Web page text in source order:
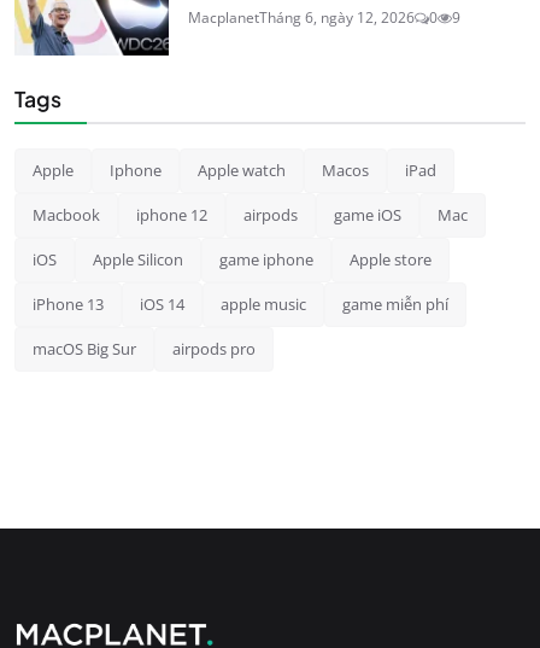
MacplanetTháng 6, ngày 12, 2026 0 9
Tags
Apple Iphone Apple watch Macos iPad
Macbook iphone 12 airpods game iOS Mac
iOS Apple Silicon game iphone Apple store
iPhone 13 iOS 14 apple music game miễn phí
macOS Big Sur airpods pro